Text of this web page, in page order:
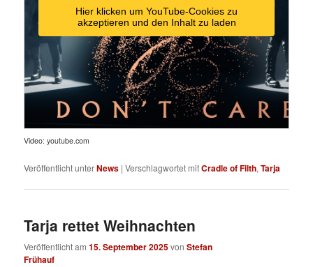
Hier klicken um YouTube-Cookies zu
akzeptieren und den Inhalt zu laden
Video: youtube.com
Veröffentlicht unterNews |Verschlagwortet mitCradle of Filth,Tarja
Tarja rettet Weihnachten
Veröffentlicht am15. September 2025vonStefan
Frühauf